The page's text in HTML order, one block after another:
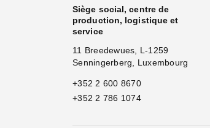
Siège social, centre de
production, logistique et
service
11 Breedewues, L-1259
Senningerberg, Luxembourg
+352 2 600 8670
+352 2 786 1074